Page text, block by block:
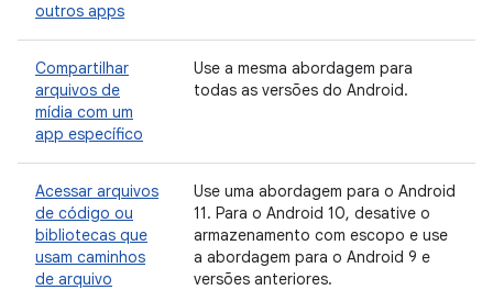
outros apps
Compartilhar
arquivos de
mídia com um
app específico
Use a mesma abordagem para
todas as versões do Android.
Acessar arquivos
de código ou
bibliotecas que
usam caminhos
de arquivo
Use uma abordagem para o Android
11. Para o Android 10, desative o
armazenamento com escopo e use
a abordagem para o Android 9 e
versões anteriores.